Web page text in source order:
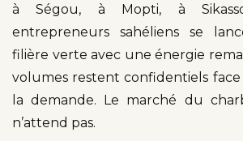
à Ségou, à Mopti, à
entrepreneurs sahéliens se
filière verte avec une énergie
volumes restent confidentiels face
la demande. Le marché du
n’attend pas.